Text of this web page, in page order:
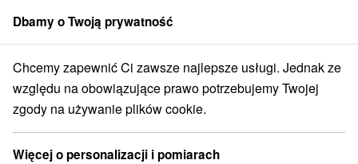
członek grupySorger
na Słowacji Bony wakacyjne na Słowacji Kremnické vrchy
Bony wakacyjne na Słowacji
Kremnické vrchy
Dbamy o Twoją prywatność
Chcemy zapewnić Ci zawsze najlepsze usługi. Jednak ze
względu na obowiązujące prawo potrzebujemy Twojej
zgody na używanie plików cookie.
Więcej o personalizacji i pomiarach